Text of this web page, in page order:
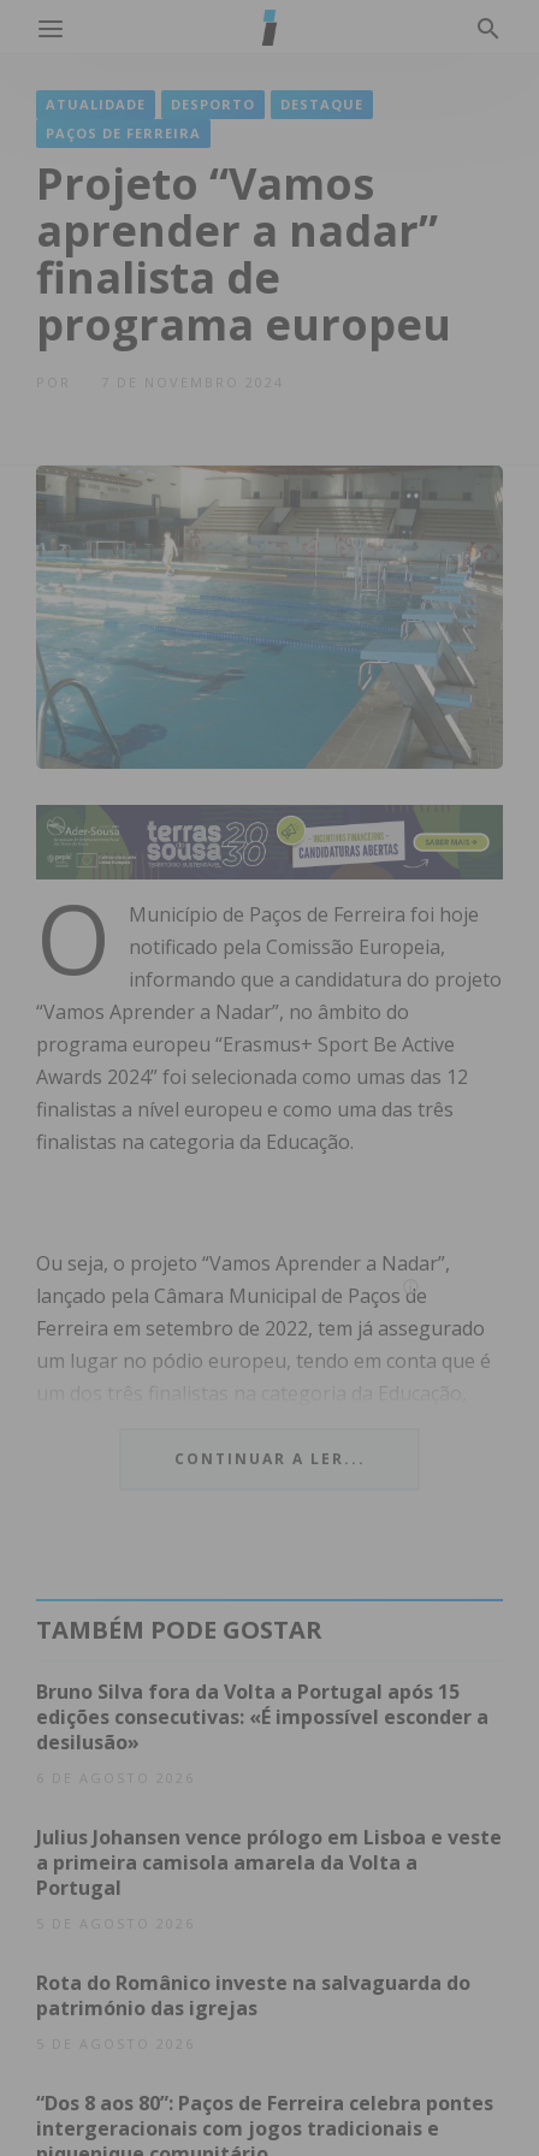
ATUALIDADE DESPORTO
DESTAQUE
PAÇOS DE FERREIRA
Projeto “Vamos
aprender a nadar”
finalista de
programa europeu
7 DE NOVEMBRO 2024
O
Município de Paços de Ferreira foi hoje
notificado pela Comissão Europeia,
informando que a candidatura do projeto
“Vamos Aprender a Nadar”, no âmbito do
programa europeu “Erasmus+ Sport Be Active
Awards 2024” foi selecionada como umas das 12
finalistas a nível europeu e como uma das três
finalistas na categoria da Educação.
Ou seja, o projeto “Vamos Aprender a Nadar”,
lançado pela Câmara Municipal de Paços de
Ferreira em setembro de 2022, tem já assegurado
um lugar no pódio europeu, tendo em conta que é
países membros da União Europeia.
departamento da Educação, este é o resultado da
materiais e financeiros, na área que é, para a nossa
autarquia, a prioridade número do concelho: a
educação”.
próximo dia 26 de novembro, em Bruxelas, Bélgica.
Iniciado em setembro de 2022, o Programa Vamos
desenvolvido pelo Município de Paços de Ferreira,
que pretende viabilizar o ensino de natação de
CONTINUAR A LER...
TAMBÉM PODE GOSTAR
Bruno Silva fora da Volta a Portugal após 15
edições consecutivas: «É impossível esconder a
desilusão»
6 DE AGOSTO 2026
Julius Johansen vence prólogo em Lisboa e veste
a primeira camisola amarela da Volta a
Portugal
5 DE AGOSTO 2026
Rota do Românico investe na salvaguarda do
património das igrejas
5 DE AGOSTO 2026
“Dos 8 aos 80”: Paços de Ferreira celebra pontes
intergeracionais com jogos tradicionais e